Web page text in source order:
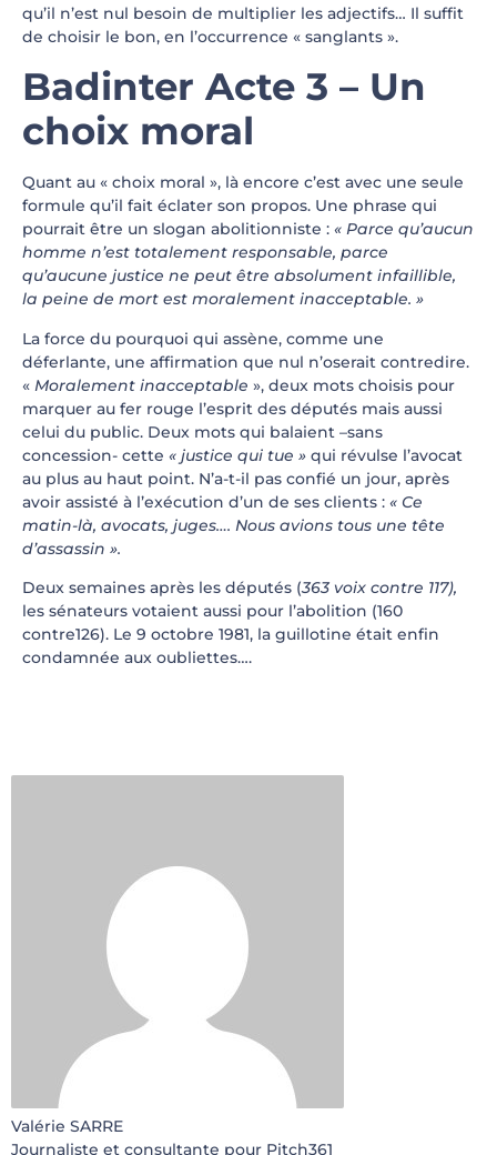
qu’il n’est nul besoin de multiplier les adjectifs… Il suffit
de choisir le bon, en l’occurrence « sanglants ».
Badinter Acte 3 – Un
choix moral
Quant au « choix moral », là encore c’est avec une seule
formule qu’il fait éclater son propos. Une phrase qui
pourrait être un slogan abolitionniste : « Parce qu’aucun
homme n’est totalement responsable, parce
qu’aucune justice ne peut être absolument infaillible,
la peine de mort est moralement inacceptable. »
La force du pourquoi qui assène, comme une
déferlante, une affirmation que nul n’oserait contredire.
« Moralement inacceptable », deux mots choisis pour
marquer au fer rouge l’esprit des députés mais aussi
celui du public. Deux mots qui balaient –sans
concession- cette « justice qui tue » qui révulse l’avocat
au plus au haut point. N’a-t-il pas confié un jour, après
avoir assisté à l’exécution d’un de ses clients : « Ce
matin-là, avocats, juges…. Nous avions tous une tête
d’assassin ».
Deux semaines après les députés (363 voix contre 117),
les sénateurs votaient aussi pour l’abolition (160
contre126). Le 9 octobre 1981, la guillotine était enfin
condamnée aux oubliettes….
Valérie SARRE
Journaliste et consultante pour Pitch361